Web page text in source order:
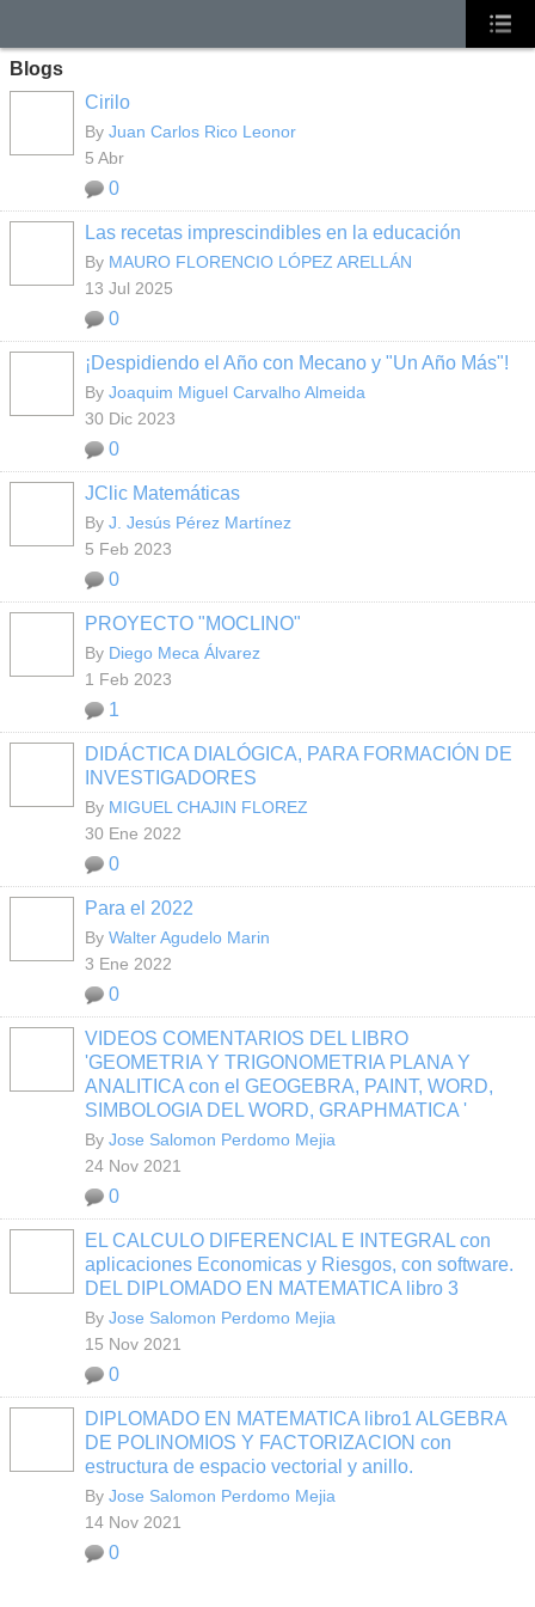
Blogs
Cirilo
By Juan Carlos Rico Leonor
5 Abr
0
Las recetas imprescindibles en la educación
By MAURO FLORENCIO LÓPEZ ARELLÁN
13 Jul 2025
0
¡Despidiendo el Año con Mecano y "Un Año Más"!
By Joaquim Miguel Carvalho Almeida
30 Dic 2023
0
JClic Matemáticas
By J. Jesús Pérez Martínez
5 Feb 2023
0
PROYECTO "MOCLINO"
By Diego Meca Álvarez
1 Feb 2023
1
DIDÁCTICA DIALÓGICA, PARA FORMACIÓN DE
INVESTIGADORES
By MIGUEL CHAJIN FLOREZ
30 Ene 2022
0
Para el 2022
By Walter Agudelo Marin
3 Ene 2022
0
VIDEOS COMENTARIOS DEL LIBRO
'GEOMETRIA Y TRIGONOMETRIA PLANA Y
ANALITICA con el GEOGEBRA, PAINT, WORD,
SIMBOLOGIA DEL WORD, GRAPHMATICA '
By Jose Salomon Perdomo Mejia
24 Nov 2021
0
EL CALCULO DIFERENCIAL E INTEGRAL con
aplicaciones Economicas y Riesgos, con software.
DEL DIPLOMADO EN MATEMATICA libro 3
By Jose Salomon Perdomo Mejia
15 Nov 2021
0
DIPLOMADO EN MATEMATICA libro1 ALGEBRA
DE POLINOMIOS Y FACTORIZACION con
estructura de espacio vectorial y anillo.
By Jose Salomon Perdomo Mejia
14 Nov 2021
0